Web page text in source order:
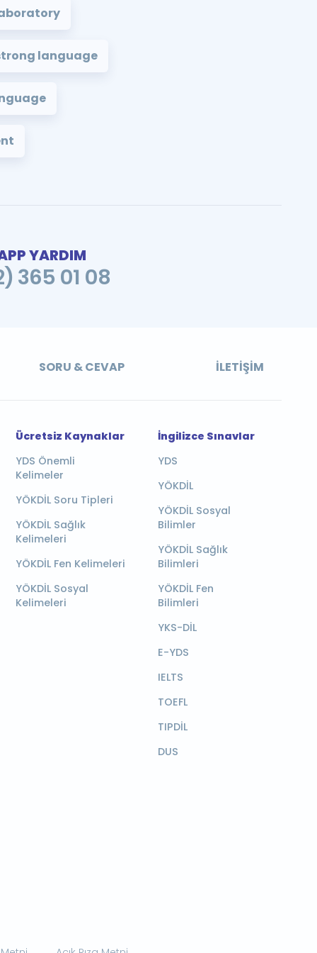
language
YARDIM
365 01 08
SORU & CEVAP İLETIŞIM
Ücretsiz Kaynaklar
YDS Önemli
Kelimeler
YÖKDİL Soru Tipleri
YÖKDİL Sağlık
Kelimeleri
YÖKDİL Fen Kelimeleri
YÖKDİL Sosyal
Kelimeleri
İngilizce Sınavlar
YDS
YÖKDİL
YÖKDİL Sosyal
Bilimler
YÖKDİL Sağlık
Bilimleri
YÖKDİL Fen
Bilimleri
YKS-DİL
E-YDS
IELTS
TOEFL
TIPDİL
DUS